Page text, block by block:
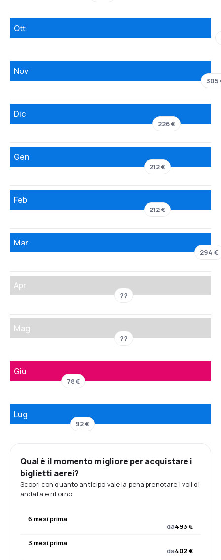
Ott
Nov
305
Dic
226 €
Gen
212 €
Feb
212 €
Mar
294 €
Apr
??
Mag
??
Giu
78 €
Lug
92 €
Qual è il momento migliore per acquistare i
biglietti aerei?
Scopri con quanto anticipo vale la pena prenotare i voli di
andata e ritorno.
6 mesi prima
da493 €
3 mesi prima
da402 €